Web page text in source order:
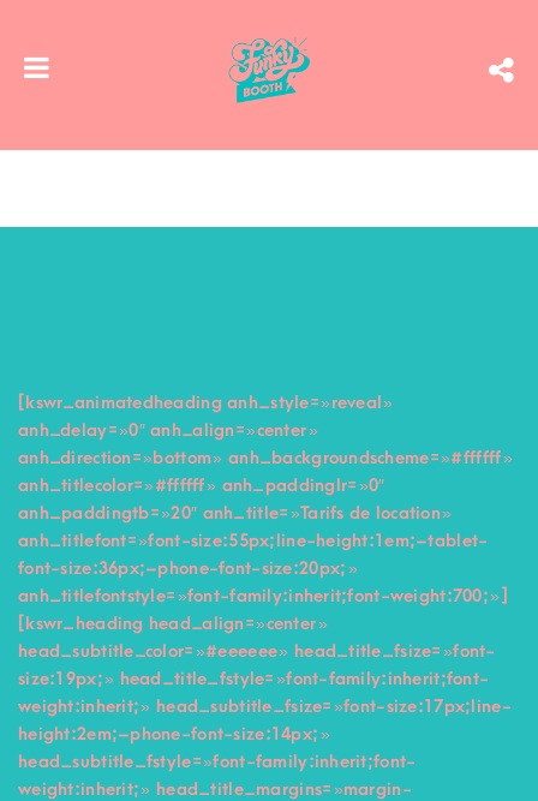
[kswr_animatedheading anh_style= »reveal »
anh_delay= »0″ anh_align= »center »
anh_direction= »bottom » anh_backgroundscheme= »#ffffff »
anh_titlecolor= »#ffffff » anh_paddinglr= »0″
anh_paddingtb= »20″ anh_title= »Tarifs de location »
anh_titlefont= »font-size:55px;line-height:1em;–tablet-
font-size:36px;–phone-font-size:20px; »
anh_titlefontstyle= »font-family:inherit;font-weight:700; »]
[kswr_heading head_align= »center »
head_subtitle_color= »#eeeeee » head_title_fsize= »font-
size:19px; » head_title_fstyle= »font-family:inherit;font-
weight:inherit; » head_subtitle_fsize= »font-size:17px;line-
height:2em;–phone-font-size:14px; »
head_subtitle_fstyle= »font-family:inherit;font-
weight:inherit; » head_title_margins= »margin-